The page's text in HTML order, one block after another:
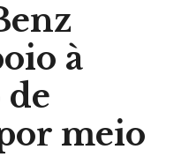
à
de
meio